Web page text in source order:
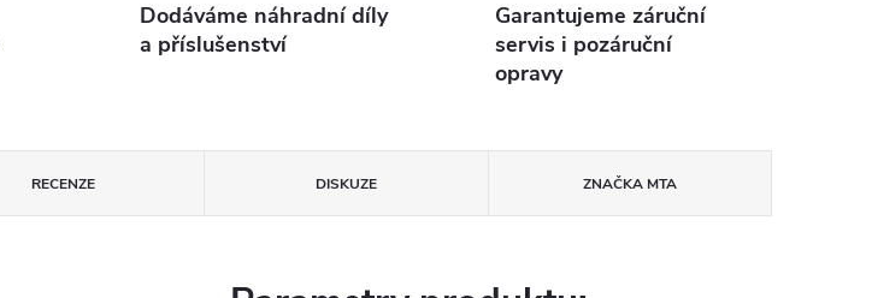
Dodáváme náhradní díly
a příslušenství
Garantujeme záruční
servis i pozáruční
opravy
RECENZE DISKUZE ZNAČKAMTA